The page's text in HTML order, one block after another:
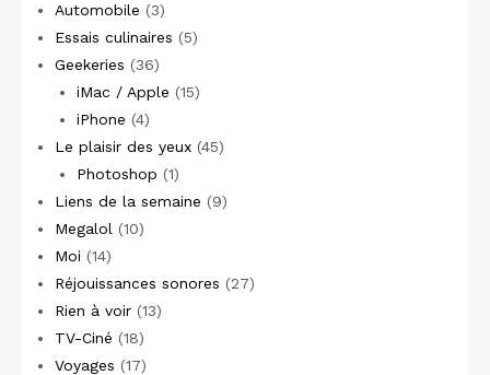
Automobile (3)
Essais culinaires (5)
Geekeries (36)
iMac / Apple (15)
iPhone (4)
Le plaisir des yeux (45)
Photoshop (1)
Liens de la semaine (9)
Megalol (10)
Moi (14)
Réjouissances sonores (27)
Rien à voir (13)
TV-Ciné (18)
Voyages (17)